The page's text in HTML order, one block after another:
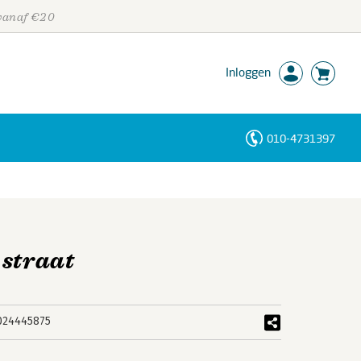
€20
Inloggen
010-4731397
straat
Personen